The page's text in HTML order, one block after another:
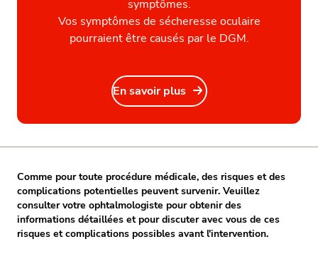
symptômes.
Vos symptômes de sécheresse oculaire
pourraient être causés par le DGM.
En savoir plus
Comme pour toute procédure médicale, des risques et des
complications potentielles peuvent survenir. Veuillez
consulter votre ophtalmologiste pour obtenir des
informations détaillées et pour discuter avec vous de ces
risques et complications possibles avant l'intervention.